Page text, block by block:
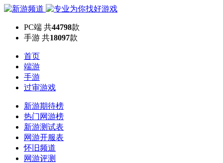
PC端 共44798款
手游 共18097款
首页
端游
手游
过审游戏
新游期待榜
热门网游榜
新游测试表
网游开服表
怀旧频道
网游评测